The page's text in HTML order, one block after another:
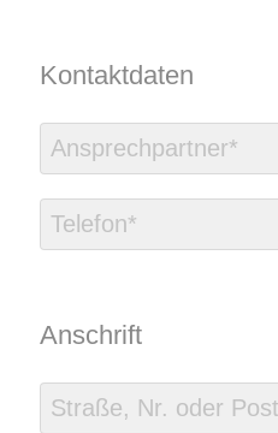
Kontaktdaten
Anschrift